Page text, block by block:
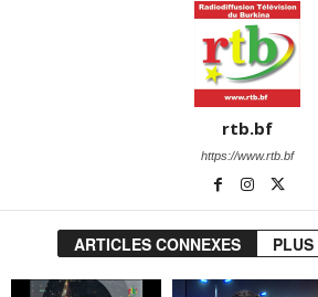
rtb.bf
https://www.rtb.bf
ARTICLES CONNEXES